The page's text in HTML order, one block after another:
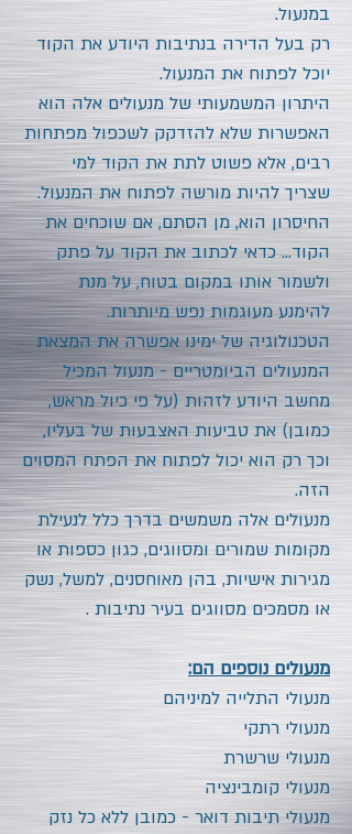
במנעול.
רק בעל הדירה בנתיבות היודע את הקוד
יוכל לפתוח את המנעול.
היתרון המשמעותי של מנעולים אלה הוא
האפשרות שלא להזדקק לשכפול מפתחות
רבים, אלא פשוט לתת את הקוד למי
שצריך להיות מורשה לפתוח את המנעול.
החיסרון הוא, מן הסתם, אם שוכחים את
הקוד... כדאי לכתוב את הקוד על פתק
ולשמור אותו במקום בטוח, על מנת
להימנע מעוגמות נפש מיותרות.
הטכנולוגיה של ימינו אפשרה את המצאת
המנעולים הביומטריים - מנעול המכיל
מחשב היודע לזהות (על פי כיול מראש,
כמובן) את טביעות האצבעות של בעליו,
וכך רק הוא יכול לפתוח את הפתח המסוים
הזה.
מנעולים אלה משמשים בדרך כלל לנעילת
מקומות שמורים ומסווגים, כגון כספות או
מגירות אישיות, בהן מאוחסנים, למשל, נשק
או מסמכים מסווגים בעיר נתיבות .
מנעולים נוספים הם:
מנעולי התלייה למיניהם
מנעולי רתקי
מנעולי שרשרת
מנעולי קומבינציה
מנעולי תיבות דואר - כמובן ללא כל נזק